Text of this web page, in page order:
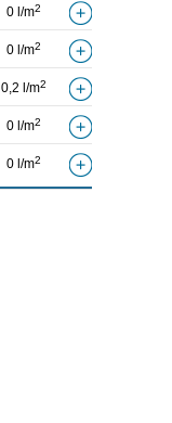
0 l/m2
0 l/m2
0,2 l/m2
0 l/m2
0 l/m2